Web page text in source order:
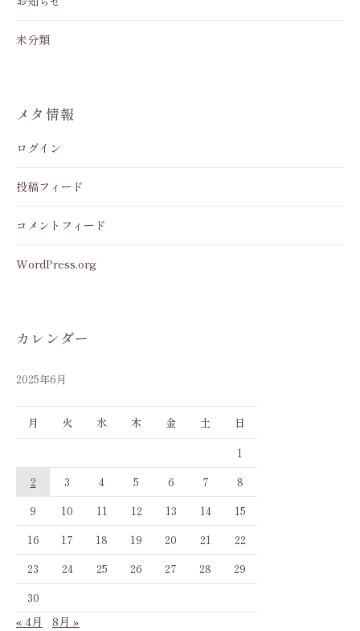
未分類
メタ情報
ログイン
投稿フィード
コメントフィード
WordPress.org
カレンダー
2025年6月
月 火 水 木 金 土
日
1
2
3 4 5 6 7
8
9
10 11 12 13 14
15
16
17 18 19 20 21
22
23
24 25 26 27 28
29
30
« 4月 8月 »